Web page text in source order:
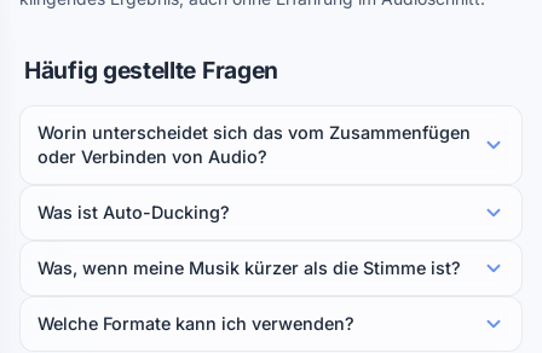
Häufig gestellte Fragen
Worin unterscheidet sich das vom Zusammenfügen
oder Verbinden von Audio?
Was ist Auto-Ducking?
Was, wenn meine Musik kürzer als die Stimme ist?
Welche Formate kann ich verwenden?